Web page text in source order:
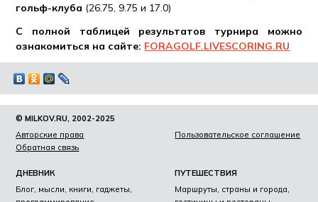
гольф-клуба (26.75, 9.75 и 17.0)
С полной таблицей результатов турнира можно
ознакомиться на сайте: FORAGOLF.LIVESCORING.RU
© MILKOV.RU, 2002-2025
Авторские права
Пользовательское соглашение
Обратная связь
ДНЕВНИК
Блог, мысли, книги, гаджеты,
ПУТЕШЕСТВИЯ
Маршруты, страны и города,